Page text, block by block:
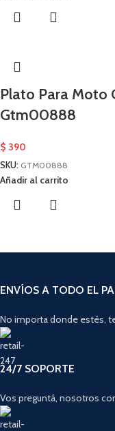
Plato Para Moto
Gtm00888
$ 390
SKU: GTM00888
Añadir al carrito
ENVÍOS A TODO EL
No importa donde estés,
24/7 SOPORTE
Vos preguntá, nosotros